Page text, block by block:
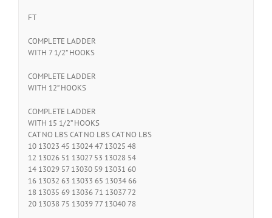
FT
COMPLETE LADDER
WITH 7 1/2” HOOKS
COMPLETE LADDER
WITH 12” HOOKS
COMPLETE LADDER
WITH 15 1/2” HOOKS
CAT NO LBS CAT NO LBS CAT NO LBS
10 13023 45 13024 47 13025 48
12 13026 51 13027 53 13028 54
14 13029 57 13030 59 13031 60
16 13032 63 13033 65 13034 66
18 13035 69 13036 71 13037 72
20 13038 75 13039 77 13040 78